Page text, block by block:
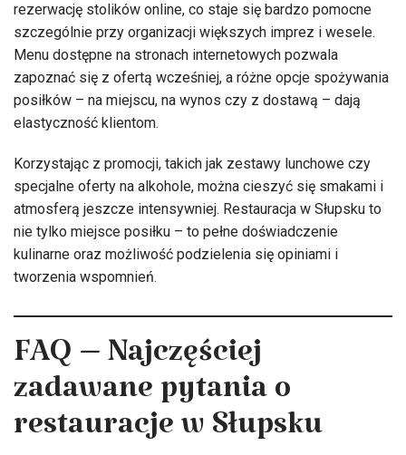
rezerwację stolików online, co staje się bardzo pomocne
szczególnie przy organizacji większych imprez i wesele.
Menu dostępne na stronach internetowych pozwala
zapoznać się z ofertą wcześniej, a różne opcje spożywania
posiłków – na miejscu, na wynos czy z dostawą – dają
elastyczność klientom.
Korzystając z promocji, takich jak zestawy lunchowe czy
specjalne oferty na alkohole, można cieszyć się smakami i
atmosferą jeszcze intensywniej. Restauracja w Słupsku to
nie tylko miejsce posiłku – to pełne doświadczenie
kulinarne oraz możliwość podzielenia się opiniami i
tworzenia wspomnień.
FAQ – Najczęściej
zadawane pytania o
restauracje w Słupsku